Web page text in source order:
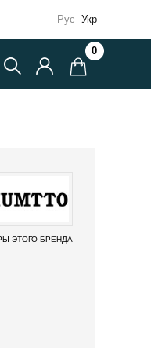
Рус Укр
0
ЭТОГО БРЕНДА